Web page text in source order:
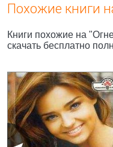
Похожие книги
Книги похожие на
скачать бесплатно